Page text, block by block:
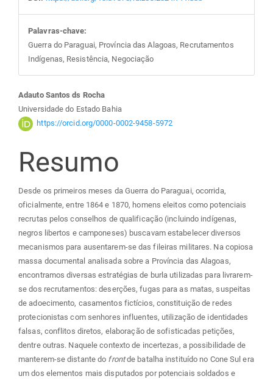
Palavras-chave:
Guerra do Paraguai, Província das Alagoas, Recrutamentos
Indígenas, Resistência, Negociação
Conteúdo
do
artigo
principal
Adauto Santos ds Rocha
Universidade do Estado Bahia
https://orcid.org/0000-0002-9458-5972
Resumo
Desde os primeiros meses da Guerra do Paraguai, ocorrida,
oficialmente, entre 1864 e 1870, homens eleitos como potenciais
recrutas pelos conselhos de qualificação (incluindo indígenas,
negros libertos e camponeses) buscavam estabelecer diversos
mecanismos para ausentarem-se das fileiras militares. Na copiosa
massa documental analisada sobre a Província das Alagoas,
encontramos diversas estratégias de burla utilizadas para livrarem-
se dos recrutamentos: deserções, fugas para as matas, suspeitas
de adoecimento, casamentos fictícios, constituição de redes
protecionistas com senhores influentes, utilização de identidades
falsas, conflitos diretos, elaboração de sofisticadas petições,
dentre outras. Naquele contexto de incertezas, a possibilidade de
manterem-se distante do frontde batalha instituído no Cone Sul era
um dos elementos mais disputados por potenciais soldados e